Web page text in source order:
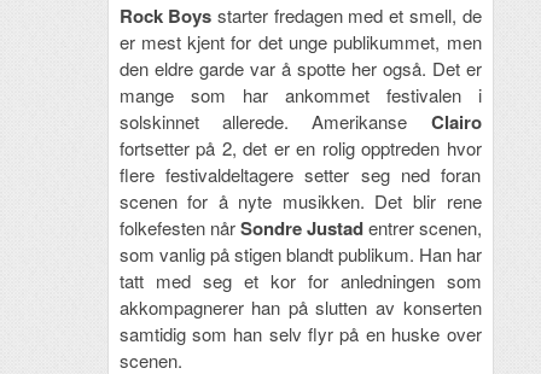
Rock Boys starter fredagen med et smell, de
er mest kjent for det unge publikummet, men
den eldre garde var å spotte her også. Det er
mange som har ankommet festivalen i
solskinnet allerede. Amerikanse Clairo
fortsetter på 2, det er en rolig opptreden hvor
flere festivaldeltagere setter seg ned foran
scenen for å nyte musikken. Det blir rene
folkefesten nårSondre Justadentrer scenen,
som vanlig på stigen blandt publikum. Han har
tatt med seg et kor for anledningen som
akkompagnerer han på slutten av konserten
samtidig som han selv flyr på en huske over
scenen.